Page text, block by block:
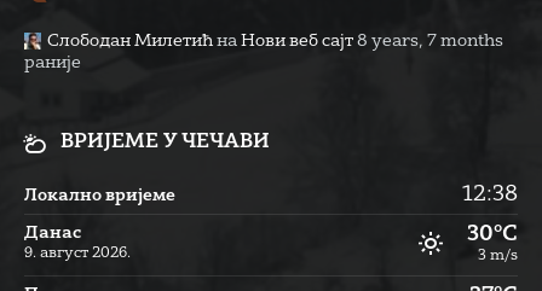
Слободан Милетић на Нови веб сајт 8 years, 7 months
раније
ВРИЈЕМЕ У ЧЕЧАВИ
Локално вријеме 12:38
Данас
9. август 2026.
30°C
3 m/s